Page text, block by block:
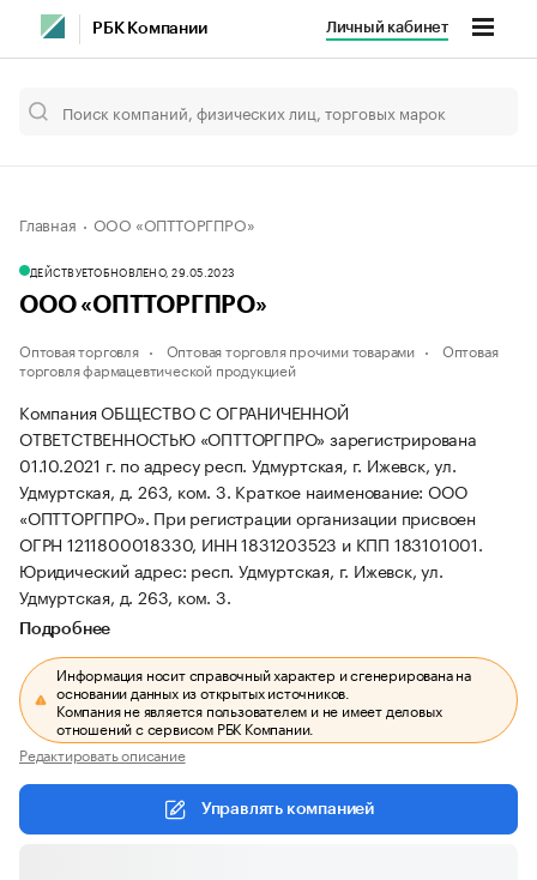
РБК Компании Личный кабинет
Главная ООО «ОПТТОРГПРО»
ДЕЙСТВУЕТОБНОВЛЕНО, 29.05.2023
ООО «ОПТТОРГПРО»
Оптовая торговля Оптовая торговля прочими товарами
Оптовая
торговля фармацевтической продукцией
Компания ОБЩЕСТВО С ОГРАНИЧЕННОЙ
ОТВЕТСТВЕННОСТЬЮ «ОПТТОРГПРО» зарегистрирована
01.10.2021 г. по адресу респ. Удмуртская, г. Ижевск, ул.
Удмуртская, д. 263, ком. 3. Краткое наименование: ООО
«ОПТТОРГПРО». При регистрации организации присвоен
ОГРН 1211800018330, ИНН 1831203523 и КПП 183101001.
Юридический адрес: респ. Удмуртская, г. Ижевск, ул.
Удмуртская, д. 263, ком. 3.
Подробнее
Информация носит справочный характер и сгенерирована на
основании данных из открытых источников.
Компания не является пользователем и не имеет деловых
отношений с сервисом РБК Компании.
Редактировать описание
Управлять компанией